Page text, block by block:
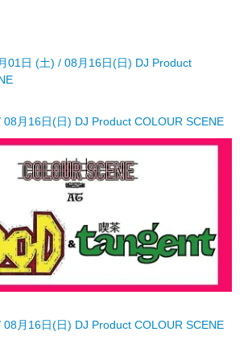
月16日(日) DJ Product COLOUR SCENE
月16日(日) DJ Product COLOUR SCENE